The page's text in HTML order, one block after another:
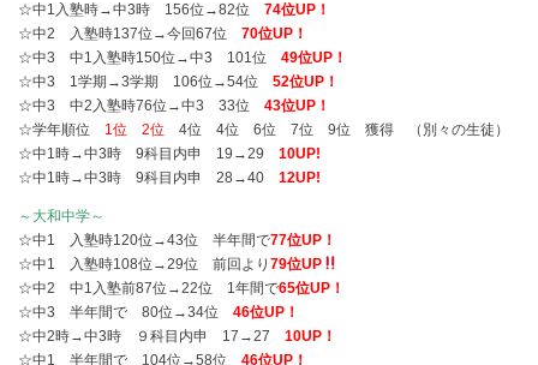
☆中1入塾時→中3時 156位→82位 74位UP！
☆中2 入塾時137位→今回67位 70位UP！
☆中3 中1入塾時150位→中3 101位 49位UP！
☆中3 1学期→3学期 106位→54位 52位UP！
☆中3 中2入塾時76位→中3 33位 43位UP！
☆学年順位 1位 2位 4位 4位 6位 7位 9位 獲得 （別々の生徒）
☆中1時→中3時 9科目内申 19→29 10UP!
☆中1時→中3時 9科目内申 28→40 12UP!
～大和中学～
☆中1 入塾時120位→43位 半年間で77位UP！
☆中1 入塾時108位→29位 前回より 79位UP
☆中2 中1入塾前87位→22位 1年間で65位UP！
☆中3 半年間で 80位→34位 46位UP！
☆中2時→中3時 ９科目内申 17→27 10UP！
☆中1 半年間で 104位→58位 46位UP！